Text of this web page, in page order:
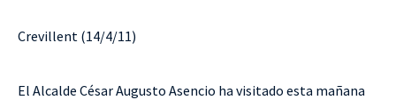
Crevillent (14/4/11)
El Alcalde César Augusto Asencio ha visitado esta mañana